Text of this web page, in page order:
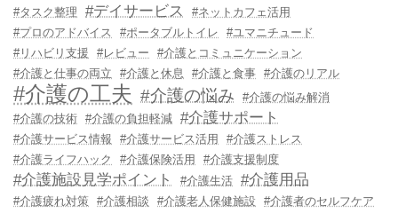
#タスク整理
#デイサービス
#ネットカフェ活用
#プロのアドバイス
#ポータブルトイレ
#ユマニチュード
#リハビリ支援
#レビュー
#介護とコミュニケーション
#介護と仕事の両立
#介護と休息 #介護と食事 #介護のリアル
#介護の工夫 #介護の悩み
#介護の悩み解消
#介護の技術 #介護の負担軽減 #介護サポート
#介護サービス情報 #介護サービス活用
#介護ストレス
#介護ライフハック
#介護保険活用 #介護支援制度
#介護施設見学ポイント #介護生活 #介護用品
#介護疲れ対策 #介護相談 #介護老人保健施設 #介護者のセルフケア